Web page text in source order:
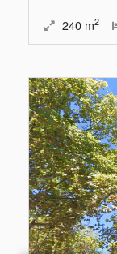
240 m2